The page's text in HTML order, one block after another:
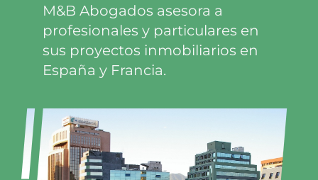
M&B Abogados asesora a
profesionales y particulares en
sus proyectos inmobiliarios en
España y Francia.